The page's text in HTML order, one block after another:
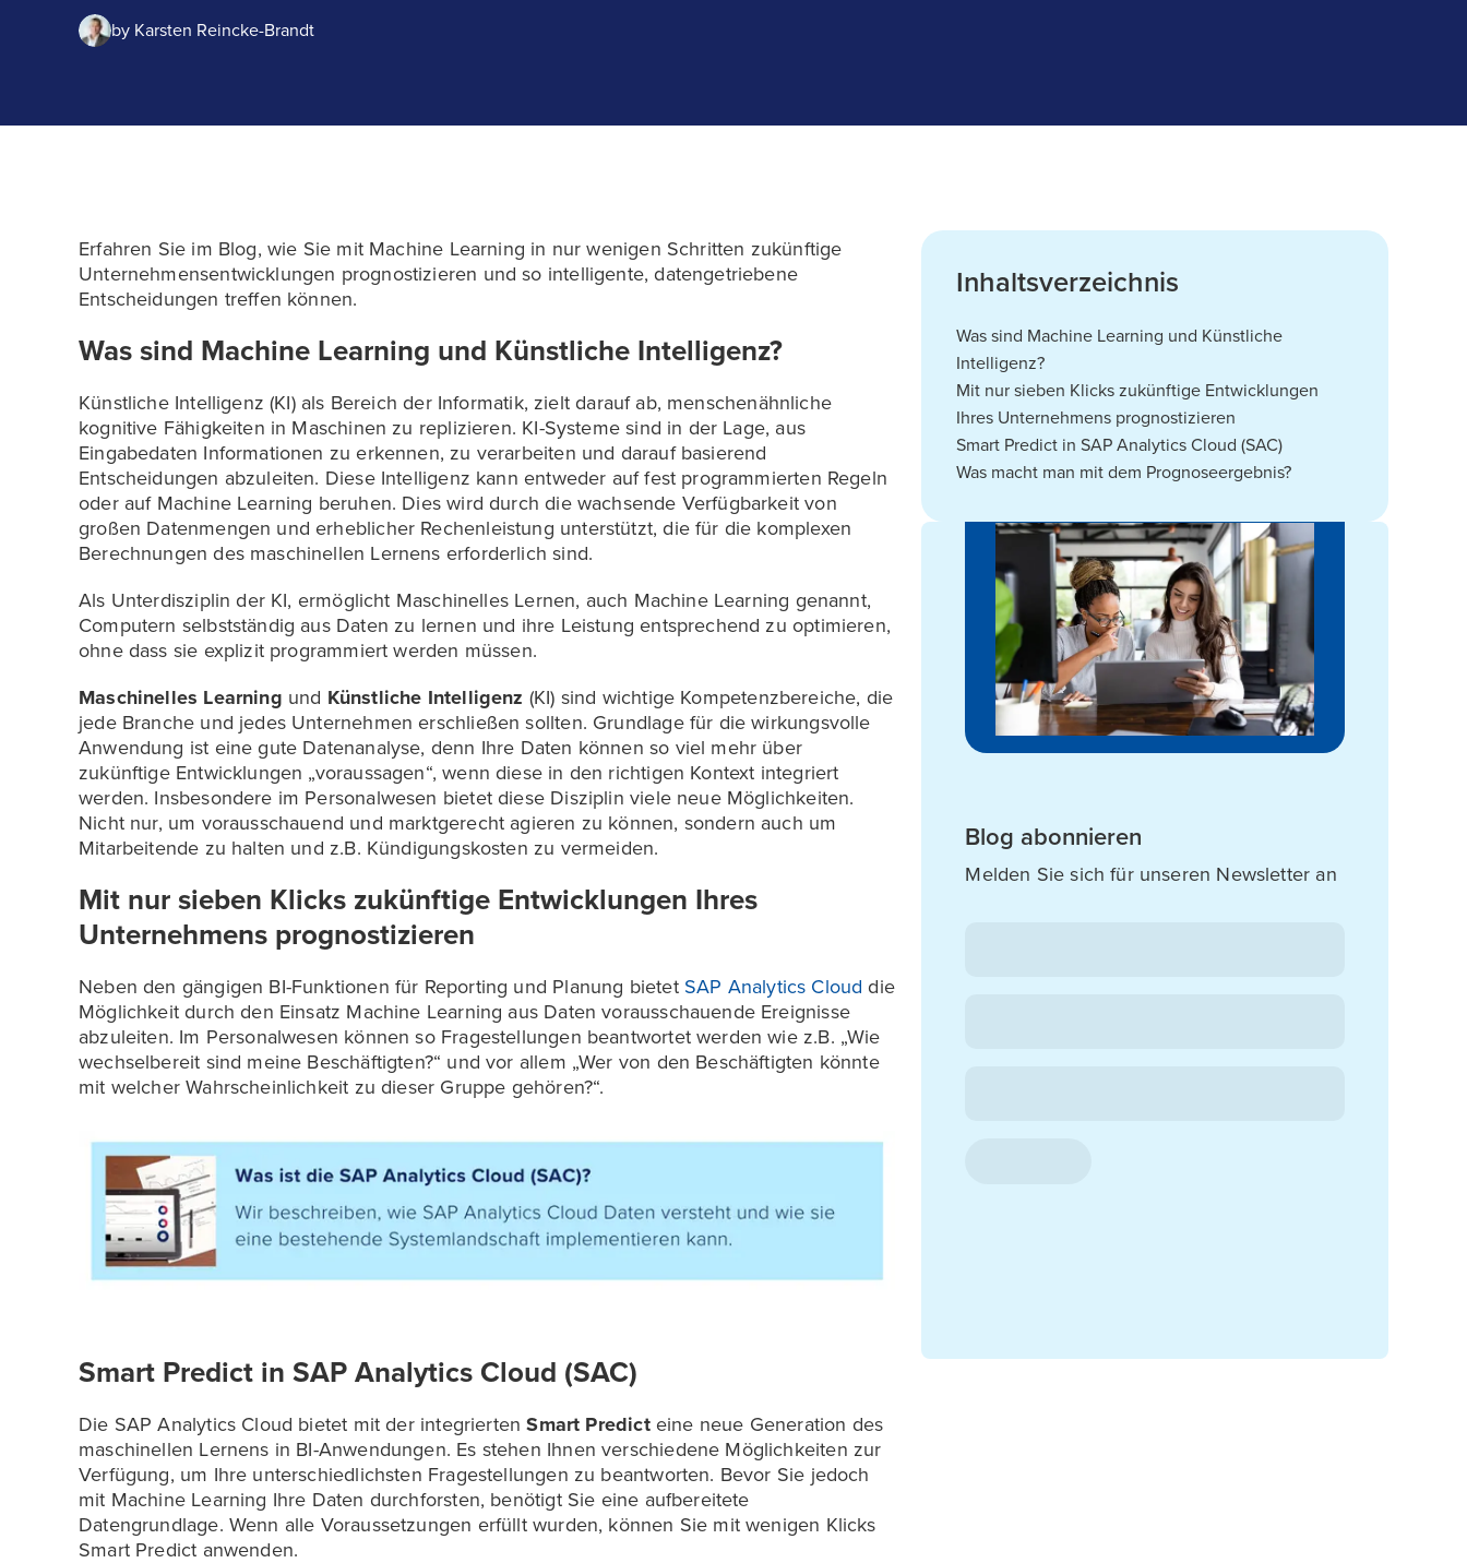
by Karsten Reincke-Brandt
Erfahren Sie im Blog, wie Sie mit Machine Learning in nur wenigen Schritten zukünftige
Unternehmensentwicklungen prognostizieren und so intelligente, datengetriebene
Entscheidungen treffen können.
Was sind Machine Learning und Künstliche Intelligenz?
Künstliche Intelligenz (KI) als Bereich der Informatik, zielt darauf ab, menschenähnliche
kognitive Fähigkeiten in Maschinen zu replizieren. KI-Systeme sind in der Lage, aus
Eingabedaten Informationen zu erkennen, zu verarbeiten und darauf basierend
Entscheidungen abzuleiten. Diese Intelligenz kann entweder auf fest programmierten Regeln
oder auf Machine Learning beruhen. Dies wird durch die wachsende Verfügbarkeit von
großen Datenmengen und erheblicher Rechenleistung unterstützt, die für die komplexen
Berechnungen des maschinellen Lernens erforderlich sind.
Als Unterdisziplin der KI, ermöglicht Maschinelles Lernen, auch Machine Learning genannt,
Computern selbstständig aus Daten zu lernen und ihre Leistung entsprechend zu optimieren,
ohne dass sie explizit programmiert werden müssen.
Maschinelles Learning und Künstliche Intelligenz (KI) sind wichtige Kompetenzbereiche, die
jede Branche und jedes Unternehmen erschließen sollten. Grundlage für die wirkungsvolle
Anwendung ist eine gute Datenanalyse, denn Ihre Daten können so viel mehr über
zukünftige Entwicklungen „voraussagen“, wenn diese in den richtigen Kontext integriert
werden. Insbesondere im Personalwesen bietet diese Disziplin viele neue Möglichkeiten.
Nicht nur, um vorausschauend und marktgerecht agieren zu können, sondern auch um
Mitarbeitende zu halten und z.B. Kündigungskosten zu vermeiden.
Mit nur sieben Klicks zukünftige Entwicklungen Ihres
Unternehmens prognostizieren
Neben den gängigen BI-Funktionen für Reporting und Planung bietet SAP Analytics Cloud die
Möglichkeit durch den Einsatz Machine Learning aus Daten vorausschauende Ereignisse
abzuleiten. Im Personalwesen können so Fragestellungen beantwortet werden wie z.B. „Wie
wechselbereit sind meine Beschäftigten?“ und vor allem „Wer von den Beschäftigten könnte
mit welcher Wahrscheinlichkeit zu dieser Gruppe gehören?“.
Smart Predict in SAP Analytics Cloud (SAC)
Die SAP Analytics Cloud bietet mit der integriertenSmart Predicteine neue Generation des
maschinellen Lernens in BI-Anwendungen. Es stehen Ihnen verschiedene Möglichkeiten zur
Verfügung, um Ihre unterschiedlichsten Fragestellungen zu beantworten. Bevor Sie jedoch
mit Machine Learning Ihre Daten durchforsten, benötigt Sie eine aufbereitete
Datengrundlage. Wenn alle Voraussetzungen erfüllt wurden, können Sie mit wenigen Klicks
Smart Predict anwenden.
Inhaltsverzeichnis
Was sind Machine Learning und Künstliche
Intelligenz?
Mit nur sieben Klicks zukünftige Entwicklungen
Ihres Unternehmens prognostizieren
Smart Predict in SAP Analytics Cloud (SAC)
Was macht man mit dem Prognoseergebnis?
Blog abonnieren
Melden Sie sich für unseren Newsletter an